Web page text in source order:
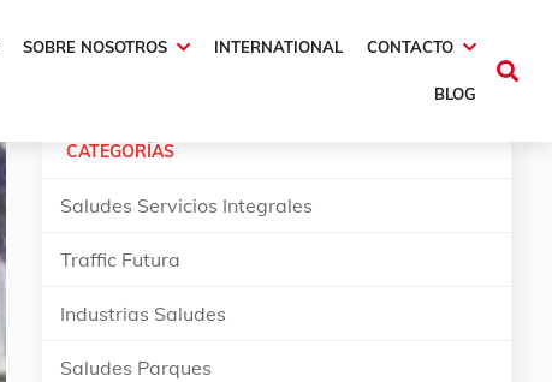
SOBRE NOSOTROS INTERNATIONAL CONTACTO
BLOG
CATEGORÍAS
Saludes Servicios Integrales
Traffic Futura
Industrias Saludes
Saludes Parques